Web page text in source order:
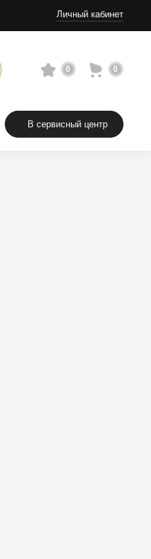
Личный кабинет
0 0
В сервисный центр